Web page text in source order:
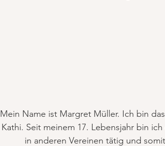
Mein Name ist Margret Müller. Ich bin
Kathi. Seit meinem 17. Lebensjahr bin
in anderen Vereinen tätig und